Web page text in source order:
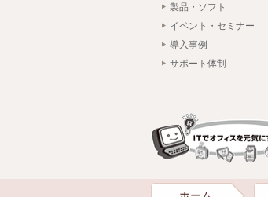
製品・ソフト
イベント・セミナー
導入事例
サポート体制